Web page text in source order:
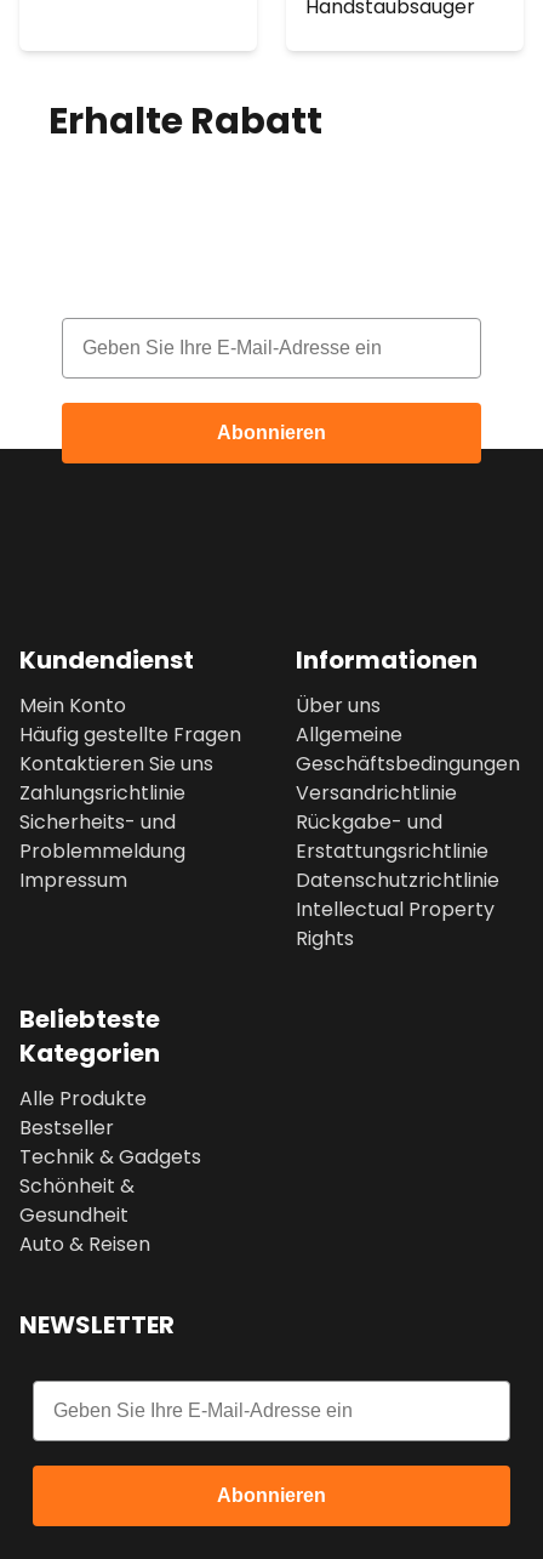
Handstaubsauger
Erhalte Rabatt
Email
Abonnieren
Kundendienst
Mein Konto
Häufig gestellte Fragen
Kontaktieren Sie uns
Zahlungsrichtlinie
Sicherheits- und
Problemmeldung
Impressum
Informationen
Über uns
Allgemeine
Geschäftsbedingungen
Versandrichtlinie
Rückgabe- und
Erstattungsrichtlinie
Datenschutzrichtlinie
Intellectual Property
Rights
Beliebteste
Kategorien
Alle Produkte
Bestseller
Technik & Gadgets
Schönheit &
Gesundheit
Auto & Reisen
NEWSLETTER
Email
Abonnieren